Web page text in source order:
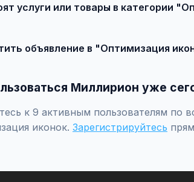
услуги или товары в категории
объявление в "Оптимизация
Миллирион уже
к 9 активным пользователям по
иконок. Зарегистрируйтесь